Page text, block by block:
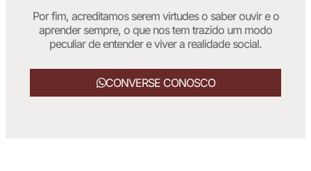
Por fim, acreditamos serem virtudes o saber ouvir e o
aprender sempre, o que nos tem trazido um modo
peculiar de entender e viver a realidade social.
CONVERSE CONOSCO